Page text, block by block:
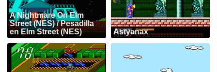
A Nightmare On Elm
Street (NES) / Pesadilla
en Elm Street (NES)
Astyanax